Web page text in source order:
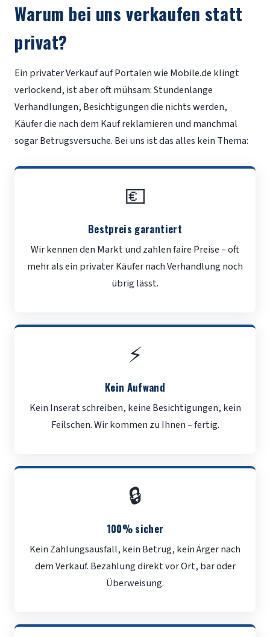
Warum bei uns verkaufen statt
privat?
Ein privater Verkauf auf Portalen wie Mobile.de klingt
verlockend, ist aber oft mühsam: Stundenlange
Verhandlungen, Besichtigungen die nichts werden,
Käufer die nach dem Kauf reklamieren und manchmal
sogar Betrugsversuche. Bei uns ist das alles kein Thema:
💶
Bestpreis garantiert
Wir kennen den Markt und zahlen faire Preise – oft
mehr als ein privater Käufer nach Verhandlung noch
übrig lässt.
⚡
Kein Aufwand
Kein Inserat schreiben, keine Besichtigungen, kein
Feilschen. Wir kommen zu Ihnen – fertig.
🔒
100% sicher
Kein Zahlungsausfall, kein Betrug, kein Ärger nach
dem Verkauf. Bezahlung direkt vor Ort, bar oder
Überweisung.